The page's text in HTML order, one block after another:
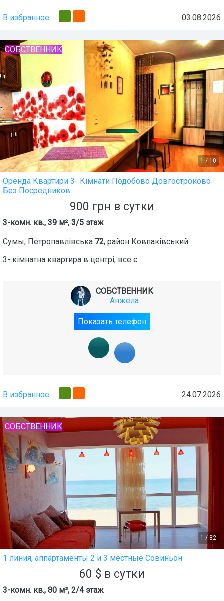
В избранное 03.08.2026
1 / 10
СОБСТВЕННИК
Оренда Квартири 3- Кімнати Подобово Довгостроково
Без Посредников
900 грн в сутки
3-комн. кв., 39 м², 3/5 этаж
Сумы, Петропавлівська 72, район Ковпаківський
3- кімнатна квартира в центрі, все є.
СОБСТВЕННИК
Анжела
Показать телефон
В избранное 24.07.2026
1 / 82
СОБСТВЕННИК
1 линия, аппартаменты 2 и 3 местные Совиньон
60 $ в сутки
3-комн. кв., 80 м², 2/4 этаж